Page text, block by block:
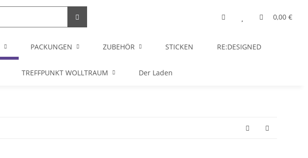
0,00 €
PACKUNGEN ZUBEHÖR STICKEN RE:DESIGNED
TREFFPUNKT WOLLTRAUM Der Laden